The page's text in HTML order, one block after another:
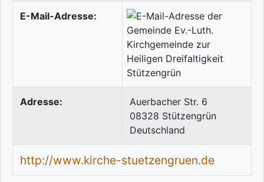
E-Mail-Adresse:
Adresse:
Auerbacher Str. 6
08328 Stützengrün
Deutschland
http://www.kirche-stuetzengruen.de